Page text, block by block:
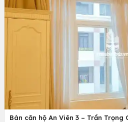
Bán căn hộ An Viên 3 – Trần Trọng